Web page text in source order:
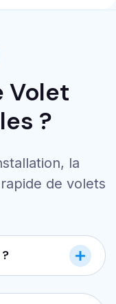
Volet
?
la
de volets